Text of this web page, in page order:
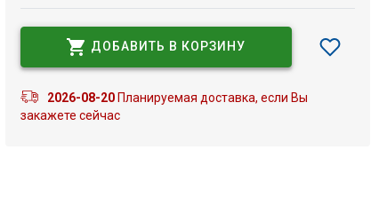
ДОБАВИТЬ В КОРЗИНУ
2026-08-20Планируемая доставка, если Вы
закажете сейчас